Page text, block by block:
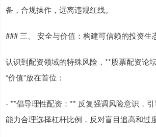
备，合规操作，远离违规红线。
### 三、 安全与价值：构建可信赖的投资生
认识到配资领域的特殊风险，**股票配资论
“价值”放在首位：
- **倡导理性配资：** 反复强调风险意识，
能力合理选择杠杆比例，反对盲目追高和过